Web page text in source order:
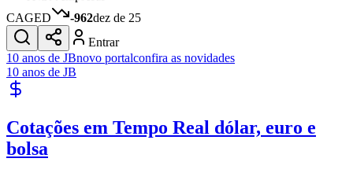
Cinema & Shows
JogosNovo
Para Sua Empresa
Publicidade Legal
Política
CAGED
-962dez de 25
Entrar
10 anos de JBnovo portalconfira as novidades
10 anos de JB
Cotações em Tempo Real dólar, euro e
bolsa